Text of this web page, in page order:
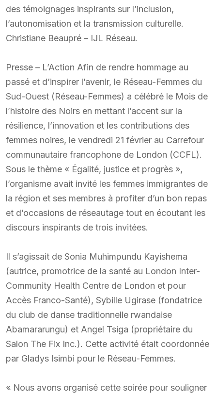
des témoignages inspirants sur l’inclusion,
l’autonomisation et la transmission culturelle.
Christiane Beaupré – IJL Réseau.
Presse – L’Action Afin de rendre hommage au
passé et d’inspirer l’avenir, le Réseau-Femmes du
Sud-Ouest (Réseau-Femmes) a célébré le Mois de
l’histoire des Noirs en mettant l’accent sur la
résilience, l’innovation et les contributions des
femmes noires, le vendredi 21 février au Carrefour
communautaire francophone de London (CCFL).
Sous le thème « Égalité, justice et progrès »,
l’organisme avait invité les femmes immigrantes de
la région et ses membres à profiter d’un bon repas
et d’occasions de réseautage tout en écoutant les
discours inspirants de trois invitées.
Il s’agissait de Sonia Muhimpundu Kayishema
(autrice, promotrice de la santé au London Inter-
Community Health Centre de London et pour
Accès Franco-Santé), Sybille Ugirase (fondatrice
du club de danse traditionnelle rwandaise
Abamararungu) et Angel Tsiga (propriétaire du
Salon The Fix Inc.). Cette activité était coordonnée
par Gladys Isimbi pour le Réseau-Femmes.
« Nous avons organisé cette soirée pour souligner